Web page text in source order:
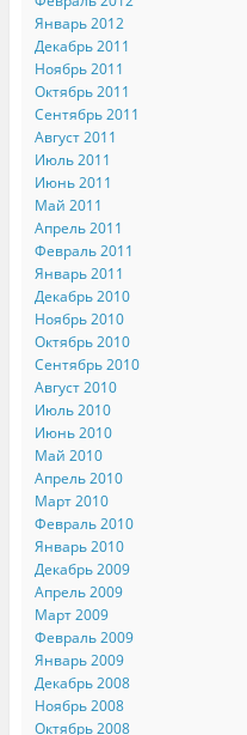
Январь 2012
Декабрь 2011
Ноябрь 2011
Октябрь 2011
Сентябрь 2011
Август 2011
Июль 2011
Июнь 2011
Май 2011
Апрель 2011
Февраль 2011
Январь 2011
Декабрь 2010
Ноябрь 2010
Октябрь 2010
Сентябрь 2010
Август 2010
Июль 2010
Июнь 2010
Май 2010
Апрель 2010
Март 2010
Февраль 2010
Январь 2010
Декабрь 2009
Апрель 2009
Март 2009
Февраль 2009
Январь 2009
Декабрь 2008
Ноябрь 2008
Октябрь 2008